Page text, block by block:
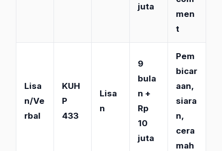
juta
men
t
Lisa
n/Ve
rbal
KUH
P
433
Lisa
n
9
bula
n +
Rp
10
juta
Pem
bicar
aan,
siara
n,
cera
mah